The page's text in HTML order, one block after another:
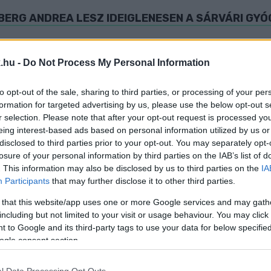
- Do Not Process My Personal Information
opt-out of the sale, sharing to third parties, or processing of your
for targeted advertising by us, please use the below opt-out
selection. Please note that after your opt-out request is processed
interest-based ads based on personal information utilized by us
to third parties prior to your opt-out. You may separately
of your personal information by third parties on the IAB’s list of
This information may also be disclosed by us to third parties on the
Participants that may further disclose it to other third parties.
that this website/app uses one or more Google services and may
but not limited to your visit or usage behaviour. You may
to Google and its third-party tags to use your data for below
consent section.
ANDREA LESZ IDEIGLENESEN A SÁRVÁRI
A végleges vezetőt pályázaton választják ki.
ISMÉT BELSŐ VIZSGÁLAT INDUL
többen is szolgáltatásokat.
NÉPE IDÉN ÁPRILISBAN ARRÓL ÍRT, HOGY